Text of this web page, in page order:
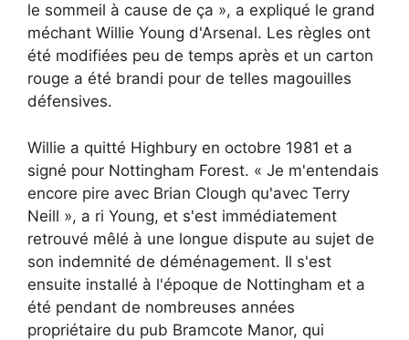
le sommeil à cause de ça », a expliqué le grand
méchant Willie Young d'Arsenal. Les règles ont
été modifiées peu de temps après et un carton
rouge a été brandi pour de telles magouilles
défensives.
Willie a quitté Highbury en octobre 1981 et a
signé pour Nottingham Forest. « Je m'entendais
encore pire avec Brian Clough qu'avec Terry
Neill », a ri Young, et s'est immédiatement
retrouvé mêlé à une longue dispute au sujet de
son indemnité de déménagement. Il s'est
ensuite installé à l'époque de Nottingham et a
été pendant de nombreuses années
propriétaire du pub Bramcote Manor, qui